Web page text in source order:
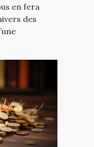
en fera
des